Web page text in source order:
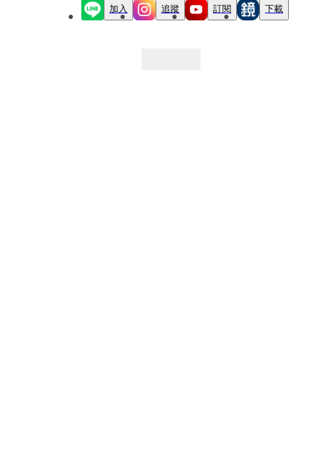
加入 追蹤 訂閱 下載